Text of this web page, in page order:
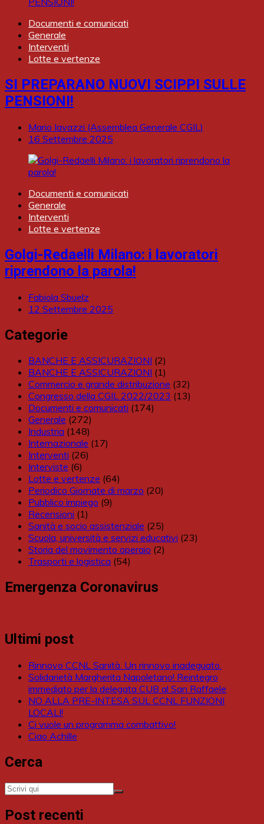
Documenti e comunicati
Generale
Interventi
Lotte e vertenze
SI PREPARANO NUOVI SCIPPI SULLE
PENSIONI!
Mario Iavazzi (Assemblea Generale CGIL)
16 Settembre 2025
Documenti e comunicati
Generale
Interventi
Lotte e vertenze
Golgi-Redaelli Milano: i lavoratori
riprendono la parola!
Fabiola Sbuelz
12 Settembre 2025
Categorie
BANCHE E ASSICURAZIONI (2)
BANCHE E ASSICURAZIONI (1)
Commercio e grande distribuzione (32)
Congresso della CGIL 2022/2023 (13)
Documenti e comunicati (174)
Generale (272)
Industria (148)
Internazionale (17)
Interventi (26)
Interviste (6)
Lotte e vertenze (64)
Periodico Giornate di marzo (20)
Pubblico impiego (9)
Recensioni (1)
Sanità e socio assistenziale (25)
Scuola, università e servizi educativi (23)
Storia del movimento operaio (2)
Trasporti e logistica (54)
Emergenza Coronavirus
Ultimi post
Rinnovo CCNL Sanità. Un rinnovo inadeguato.
Solidarietà Margherita Napoletano! Reintegro
immediato per la delegata CUB al San Raffaele
NO ALLA PRE-INTESA SUL CCNL FUNZIONI
LOCALI!
Ci vuole un programma combattivo!
Ciao Achille
Cerca
Post recenti